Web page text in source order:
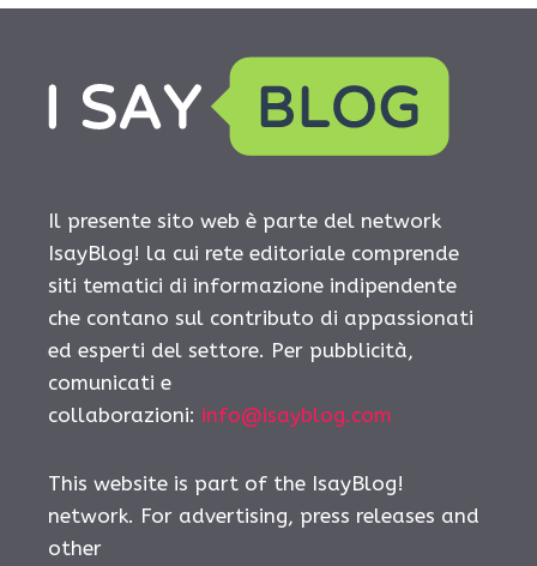
Il presente sito web è parte del network
IsayBlog! la cui rete editoriale comprende
siti tematici di informazione indipendente
che contano sul contributo di appassionati
ed esperti del settore. Per pubblicità,
comunicati e
collaborazioni: info@isayblog.com
This website is part of the IsayBlog!
network. For advertising, press releases and
other